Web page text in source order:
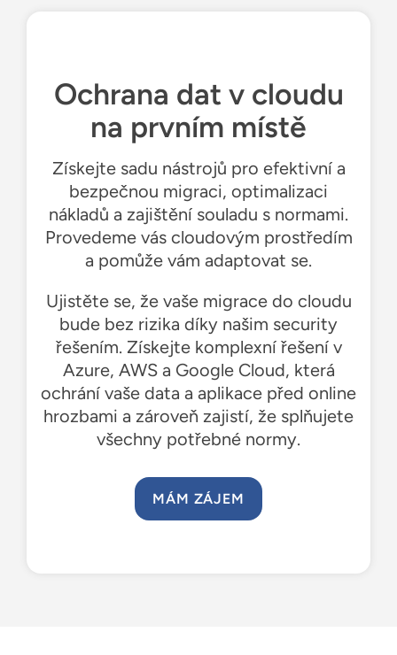
Ochrana dat v cloudu
na prvním místě
Získejte sadu nástrojů pro efektivní a
bezpečnou migraci, optimalizaci
nákladů a zajištění souladu s normami.
Provedeme vás cloudovým prostředím
a pomůže vám adaptovat se.
Ujistěte se, že vaše migrace do cloudu
bude bez rizika díky našim security
řešením. Získejte komplexní řešení v
Azure, AWS a Google Cloud, která
ochrání vaše data a aplikace před online
hrozbami a zároveň zajistí, že splňujete
všechny potřebné normy.
MÁM ZÁJEM